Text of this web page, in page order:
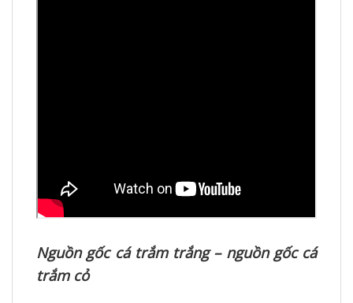
Nguồn gốc cá trắm trắng – nguồn gốc cá
trắm cỏ